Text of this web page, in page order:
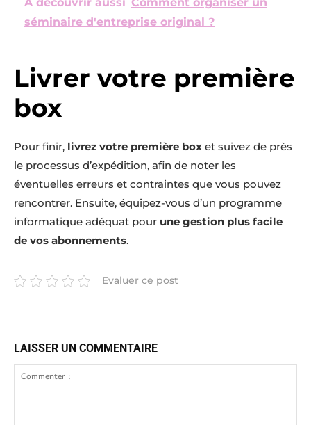
séminaire d'entreprise original ?
Livrer votre première
box
Pour finir, livrez votre première box et suivez de près
le processus d’expédition, afin de noter les
éventuelles erreurs et contraintes que vous pouvez
rencontrer. Ensuite, équipez-vous d’un programme
informatique adéquat pour une gestion plus facile
de vos abonnements.
Evaluer ce post
LAISSER UN COMMENTAIRE